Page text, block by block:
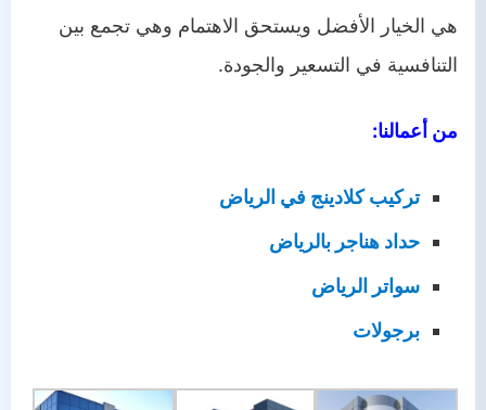
هي الخيار الأفضل ويستحق الاهتمام وهي تجمع بين
التنافسية في التسعير والجودة.
من أعمالنا:
تركيب كلادينج في الرياض
حداد هناجر بالرياض
سواتر الرياض
برجولات